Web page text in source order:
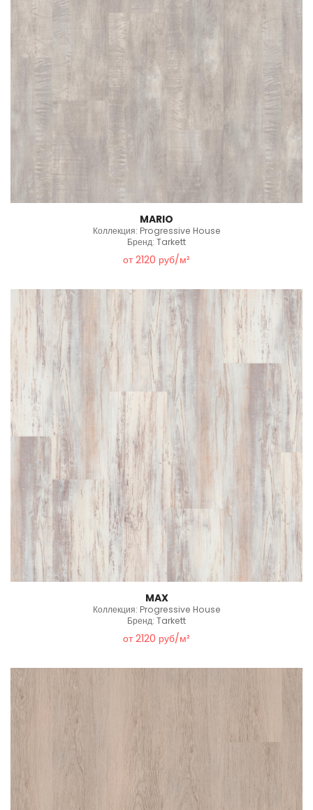
MARIO
Коллекция: Progressive House
Бренд: Tarkett
от 2120 руб/м²
MAX
Коллекция: Progressive House
Бренд: Tarkett
от 2120 руб/м²